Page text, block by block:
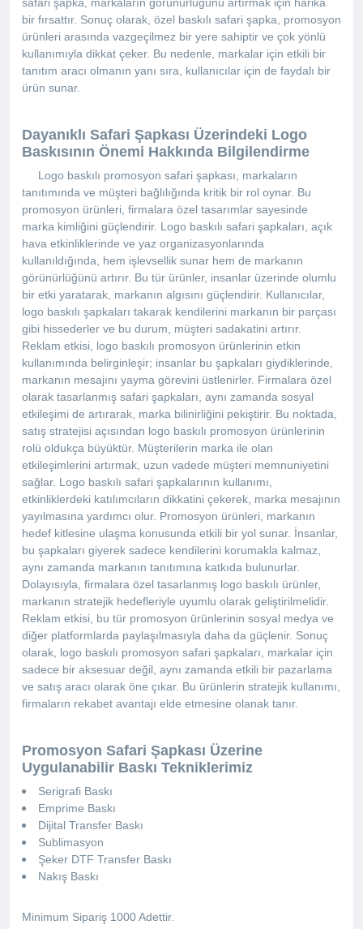
bir fırsattır. Sonuç olarak, özel baskılı safari şapka, promosyon
ürünleri arasında vazgeçilmez bir yere sahiptir ve çok yönlü
kullanımıyla dikkat çeker. Bu nedenle, markalar için etkili bir
tanıtım aracı olmanın yanı sıra, kullanıcılar için de faydalı bir
ürün sunar.
Dayanıklı Safari Şapkası Üzerindeki Logo
Baskısının Önemi Hakkında Bilgilendirme
Logo baskılı promosyon safari şapkası, markaların
tanıtımında ve müşteri bağlılığında kritik bir rol oynar. Bu
promosyon ürünleri, firmalara özel tasarımlar sayesinde
marka kimliğini güçlendirir. Logo baskılı safari şapkaları, açık
hava etkinliklerinde ve yaz organizasyonlarında
kullanıldığında, hem işlevsellik sunar hem de markanın
görünürlüğünü artırır. Bu tür ürünler, insanlar üzerinde olumlu
bir etki yaratarak, markanın algısını güçlendirir. Kullanıcılar,
logo baskılı şapkaları takarak kendilerini markanın bir parçası
gibi hissederler ve bu durum, müşteri sadakatini artırır.
Reklam etkisi, logo baskılı promosyon ürünlerinin etkin
kullanımında belirginleşir; insanlar bu şapkaları giydiklerinde,
markanın mesajını yayma görevini üstlenirler. Firmalara özel
olarak tasarlanmış safari şapkaları, aynı zamanda sosyal
etkileşimi de artırarak, marka bilinirliğini pekiştirir. Bu noktada,
satış stratejisi açısından logo baskılı promosyon ürünlerinin
rolü oldukça büyüktür. Müşterilerin marka ile olan
etkileşimlerini artırmak, uzun vadede müşteri memnuniyetini
sağlar. Logo baskılı safari şapkalarının kullanımı,
etkinliklerdeki katılımcıların dikkatini çekerek, marka mesajının
yayılmasına yardımcı olur. Promosyon ürünleri, markanın
hedef kitlesine ulaşma konusunda etkili bir yol sunar. İnsanlar,
bu şapkaları giyerek sadece kendilerini korumakla kalmaz,
aynı zamanda markanın tanıtımına katkıda bulunurlar.
Dolayısıyla, firmalara özel tasarlanmış logo baskılı ürünler,
markanın stratejik hedefleriyle uyumlu olarak geliştirilmelidir.
Reklam etkisi, bu tür promosyon ürünlerinin sosyal medya ve
diğer platformlarda paylaşılmasıyla daha da güçlenir. Sonuç
olarak, logo baskılı promosyon safari şapkaları, markalar için
sadece bir aksesuar değil, aynı zamanda etkili bir pazarlama
ve satış aracı olarak öne çıkar. Bu ürünlerin stratejik kullanımı,
firmaların rekabet avantajı elde etmesine olanak tanır.
Promosyon Safari Şapkası Üzerine
Uygulanabilir Baskı Tekniklerimiz
Serigrafi Baskı
Emprime Baskı
Dijital Transfer Baskı
Sublimasyon
Şeker DTF Transfer Baskı
Nakış Baskı
Minimum Sipariş 1000 Adettir.